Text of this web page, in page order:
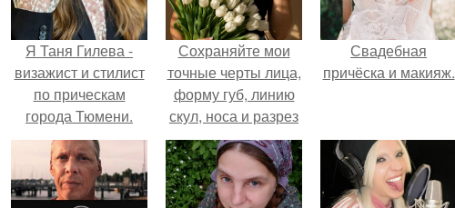
Я Таня Гилева -
визажист и стилист
по прическам
города Тюмени.
Сохраняйте мои
точные черты лица,
форму губ, линию
скул, носа и разрез
глаз.
Свадебная
причёска и макияж.